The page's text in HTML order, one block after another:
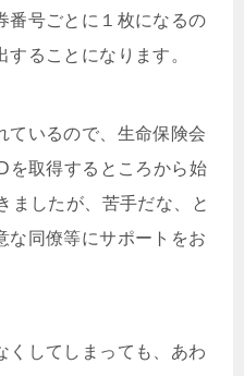
番号ごとに１枚になるの
ることになります。
ているので、生命保険会
を取得するところから始
ましたが、苦手だな、と
な同僚等にサポートをお
くしてしまっても、あわ